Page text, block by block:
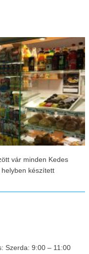
vár minden Kedes
készített
Szerda: 9:00 – 11:00